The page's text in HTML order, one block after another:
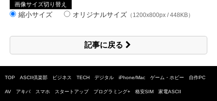
画像サイズ切り替え
縮小サイズ オリジナルサイズ （1200x800px / 448KB）
記事に戻る
TOP ASCII倶楽部 ビジネス TECH デジタル iPhone/Mac ゲーム・ホビー 自作PC
AV アキバ スマホ スタートアップ プログラミング+ 格安SIM 家電ASCII